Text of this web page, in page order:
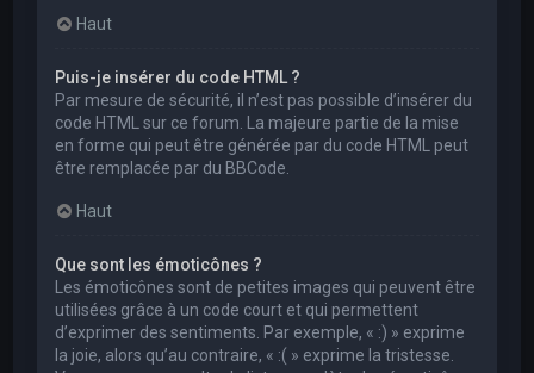
Haut
Puis-je insérer du code HTML ?
Par mesure de sécurité, il n’est pas possible d’insérer du
code HTML sur ce forum. La majeure partie de la mise
en forme qui peut être générée par du code HTML peut
être remplacée par du BBCode.
Haut
Que sont les émoticônes ?
Les émoticônes sont de petites images qui peuvent être
utilisées grâce à un code court et qui permettent
d’exprimer des sentiments. Par exemple, « :) » exprime
la joie, alors qu’au contraire, « :( » exprime la tristesse.